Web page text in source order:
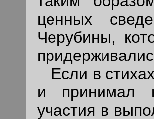
ценных
Черубины,
Если в
и принимал
участия в